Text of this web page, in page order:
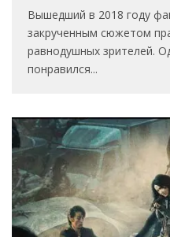
Вышедший в 2018 году
закрученным сюжетом
равнодушных зрителей.
понравился...